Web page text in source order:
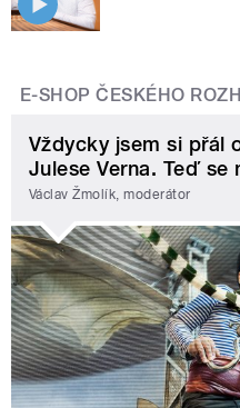
E-SHOP ČESKÉHO
Vždycky jsem si přál
Julese Verna. Teď se
Václav Žmolík, moderátor